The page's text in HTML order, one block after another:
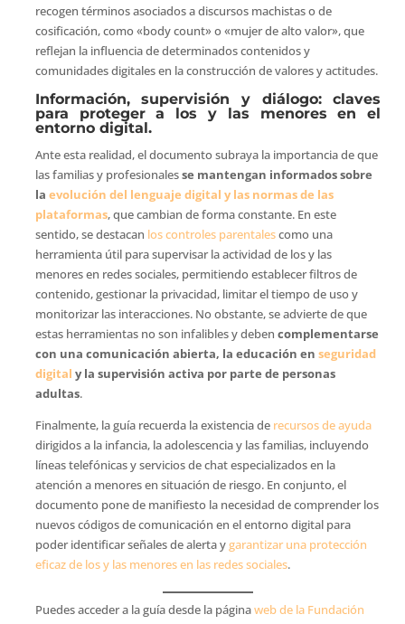
recogen términos asociados a discursos machistas o de
cosificación, como «body count» o «mujer de alto valor», que
reflejan la influencia de determinados contenidos y
comunidades digitales en la construcción de valores y actitudes.
Información, supervisión y diálogo: claves
para proteger a los y las menores en el
entorno digital.
Ante esta realidad, el documento subraya la importancia de que
las familias y profesionalesse mantengan informados sobre
la evolución del lenguaje digital y las normas de las
plataformas, que cambian de forma constante. En este
sentido, se destacan los controles parentalescomo una
herramienta útil para supervisar la actividad de los y las
menores en redes sociales, permitiendo establecer filtros de
contenido, gestionar la privacidad, limitar el tiempo de uso y
monitorizar las interacciones. No obstante, se advierte de que
estas herramientas no son infalibles y deben complementarse
con una comunicación abierta, la educación en seguridad
digital y la supervisión activa por parte de personas
adultas.
Finalmente, la guía recuerda la existencia de recursos de ayuda
dirigidos a la infancia, la adolescencia y las familias, incluyendo
líneas telefónicas y servicios de chat especializados en la
atención a menores en situación de riesgo. En conjunto, el
documento pone de manifiesto la necesidad de comprender los
nuevos códigos de comunicación en el entorno digital para
poder identificar señales de alerta ygarantizar una protección
eficaz de los y las menores en las redes sociales.
Puedes acceder a la guía desde la páginaweb de la Fundación